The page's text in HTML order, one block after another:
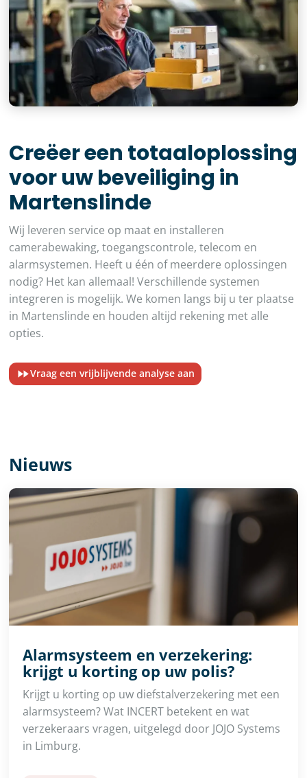
Creëer een totaaloplossing
voor uw beveiliging in
Martenslinde
Wij leveren service op maat en installeren
camerabewaking, toegangscontrole, telecom en
alarmsystemen. Heeft u één of meerdere oplossingen
nodig? Het kan allemaal! Verschillende systemen
integreren is mogelijk. We komen langs bij u ter plaatse
in Martenslinde en houden altijd rekening met alle
opties.
Vraag een vrijblijvende analyse aan
Nieuws
Alarmsysteem en verzekering:
krijgt u korting op uw polis?
Krijgt u korting op uw diefstalverzekering met een
alarmsysteem? Wat INCERT betekent en wat
verzekeraars vragen, uitgelegd door JOJO Systems
in Limburg.